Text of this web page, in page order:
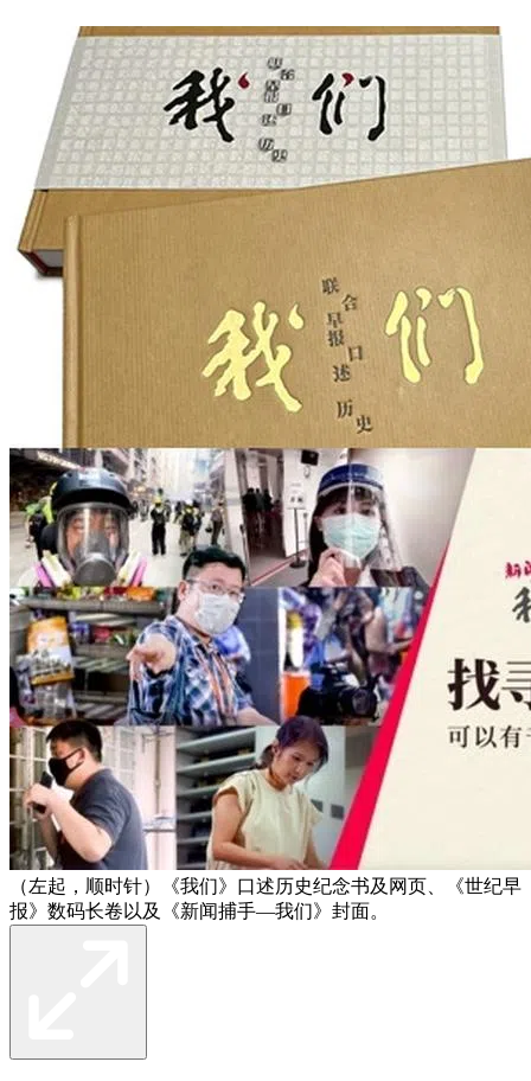
（左起，顺时针）《我们》口述历史纪念书及网页、《世纪早
报》数码长卷以及《新闻捕手—我们》封面。